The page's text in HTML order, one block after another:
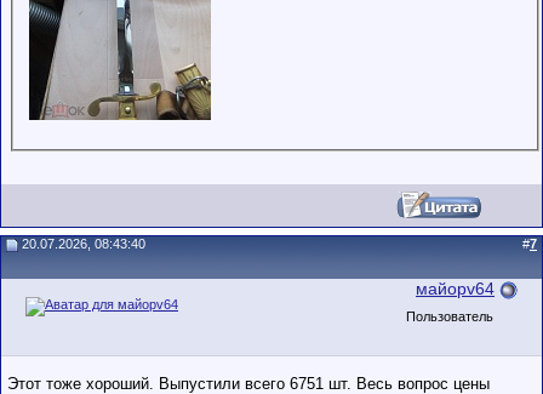
20.07.2026, 08:43:40 #7
майорv64
Пользователь
Этот тоже хороший. Выпустили всего 6751 шт. Весь вопрос цены